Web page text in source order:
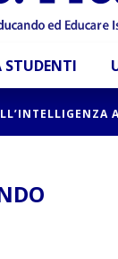
STUDENTI